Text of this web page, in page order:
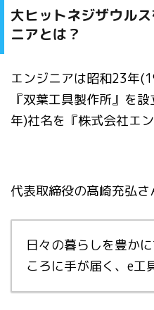
大ヒットネジザウル
ニアとは？
エンジニアは昭和23年
『双葉工具製作所』を
年)社名を『株式会社エ
代表取締役の髙崎充弘さ
日々の暮らしを豊か
ころに手が届く、e工